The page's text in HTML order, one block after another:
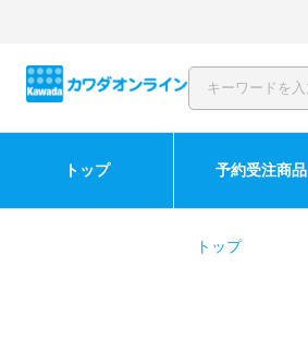
トップ 予約受注商品
トップ